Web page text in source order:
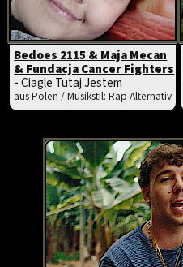
Bedoes 2115 & Maja Mecan
& Fundacja Cancer Fighters
-Ciagle Tutaj Jestem
aus Polen / Musikstil: Rap Alternativ